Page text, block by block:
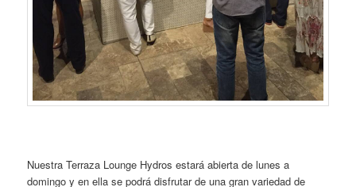
Nuestra Terraza Lounge Hydros estará abierta de lunes a
domingo y en ella se podrá disfrutar de una gran variedad de